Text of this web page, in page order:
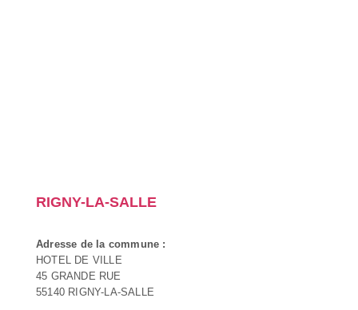
RIGNY-LA-SALLE
Adresse de la commune :
HOTEL DE VILLE
45 GRANDE RUE
55140 RIGNY-LA-SALLE